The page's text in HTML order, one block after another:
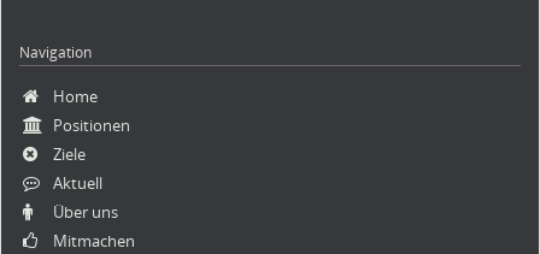
Navigation
überspringen
Home
Positionen
Ziele
Aktuell
Über uns
Mitmachen